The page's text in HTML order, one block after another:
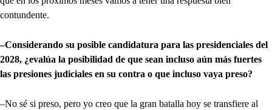
contundente.
–Considerando su posible candidatura para las presidenciales del
2028, ¿evalúa la posibilidad de que sean incluso aún más fuertes
las presiones judiciales en su contra o que incluso vaya preso?
–No sé si preso, pero yo creo que la gran batalla hoy se transfiere al